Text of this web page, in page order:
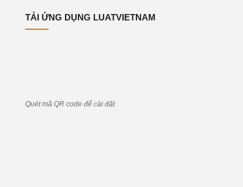
TẢI ỨNG DỤNG LUATVIETNAM
Quét mã QR code để cài đặt